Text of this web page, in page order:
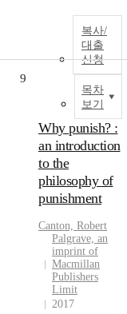
복사/
대출
신청
목차
보기
9
Why punish? :
an introduction
to the
philosophy of
punishment
Canton, Robert
Palgrave, an
imprint of
Macmillan
Publishers
Limit
2017